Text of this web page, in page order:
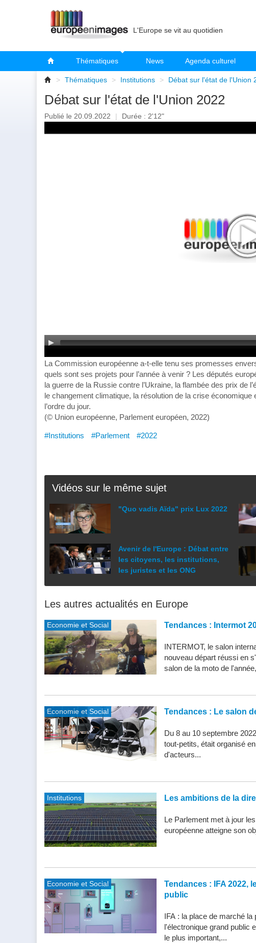
L'Europe se vit au quotidien
Thématiques News Agenda culturel
> Thématiques > Institutions > Débat sur l'état de l'Union
Débat sur l'état de l'Union 2022
Publié le 20.09.2022 | Durée : 2'12"
La Commission européenne a-t-elle tenu ses promesses
quels sont ses projets pour l’année à venir ? Les députés
la guerre de la Russie contre l’Ukraine, la flambée des prix de
le changement climatique, la résolution de la crise
l’ordre du jour.
(© Union européenne, Parlement européen, 2022)
#Institutions #Parlement #2022
Vidéos sur le même sujet
"Quo vadis Aïda" prix Lux 2022
Avenir de l'Europe : Débat entre
les citoyens, les institutions,
les juristes et les ONG
Les autres actualités en Europe
Economie et Social Tendances : Intermot
INTERMOT, le salon
nouveau départ réussi en
salon de la moto de
Economie et Social Tendances : Le salon
Du 8 au 10 septembre
tout-petits, était organisé
d'acteurs...
Institutions Les ambitions de la
Le Parlement met à jour
européenne atteigne son
Economie et Social
Tendances : IFA 2022,
public
IFA : la place de marché
l'électronique grand public
le plus important,...